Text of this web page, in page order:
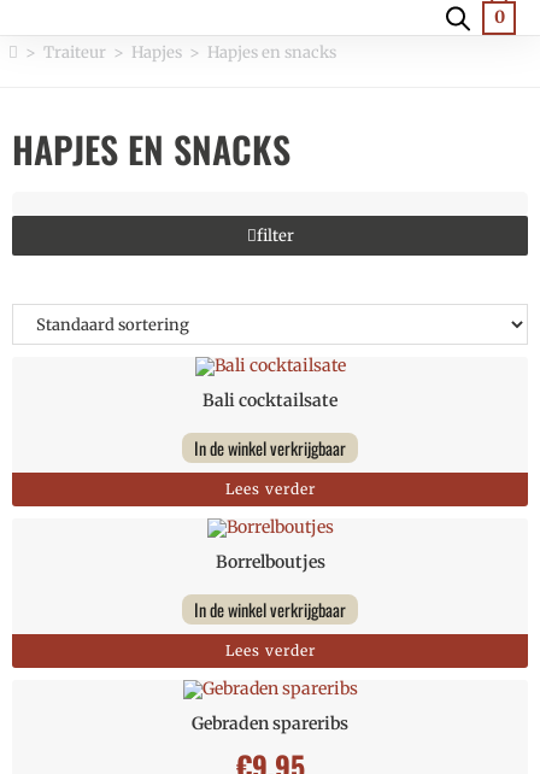
0
> Traiteur > Hapjes > Hapjes en snacks
HAPJES EN SNACKS
filter
Bali cocktailsate
In de winkel verkrijgbaar
Lees verder
Borrelboutjes
In de winkel verkrijgbaar
Lees verder
Gebraden spareribs